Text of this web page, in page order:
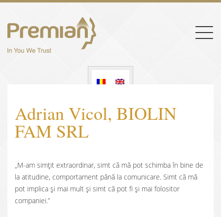
Adrian Vicol, BIOLIN
FAM SRL
„M-am simțit extraordinar, simt că mă pot schimba în bine de
la atitudine, comportament până la comunicare. Simt că mă
pot implica și mai mult și simt că pot fi și mai folositor
companiei.”